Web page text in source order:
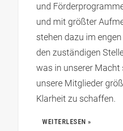
und
und mit größter
stehen dazu im
den zuständigen
was in unserer Macht
unsere Mitglieder
Klarheit zu schaffen.
WEITERLESEN »